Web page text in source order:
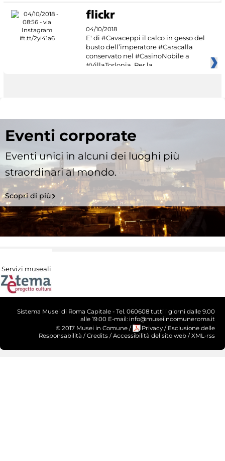
04/10/2018
E' di #Cavaceppi il calco in gesso del
busto dell’imperatore #Caracalla
conservato nel #CasinoNobile a
#VillaTorlonia. Per la
Eventi corporate
Eventi unici in alcuni dei luoghi più
straordinari al mondo.
Scopri di più
Servizi museali
Sistema Musei di Roma Capitale - Tel. 060608 tutti i giorni dalle 9.00
alle 19.00 E-mail: info@museiincomuneroma.it
© 2017 Musei in Comune / Privacy / Esclusione delle
Responsabilità /Credits /Accessibilità del sito web /XML-rss